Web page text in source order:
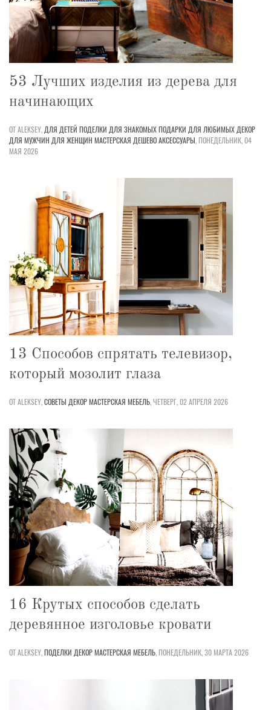
53 Лучших изделия из дерева для
начинающих
ОТ ALEKSEY, ДЛЯ ДЕТЕЙ ПОДЕЛКИ ДЛЯ ЗНАКОМЫХПОДАРКИ ДЛЯ ЛЮБИМЫХ ДЕКОР
ДЛЯ МУЖЧИН ДЛЯ ЖЕНЩИН МАСТЕРСКАЯ ДЕШЕВОАКСЕССУАРЫ,ПОНЕДЕЛЬНИК, 04
МАЯ 2026
13 Способов спрятать телевизор,
который мозолит глаза
ОТ ALEKSEY,СОВЕТЫ ДЕКОРМАСТЕРСКАЯ МЕБЕЛЬ,ЧЕТВЕРГ, 02 АПРЕЛЯ 2026
16 Крутых способов сделать
деревянное изголовье кровати
ОТ ALEKSEY,ПОДЕЛКИ ДЕКОРМАСТЕРСКАЯ МЕБЕЛЬ,ПОНЕДЕЛЬНИК, 30 МАРТА 2026